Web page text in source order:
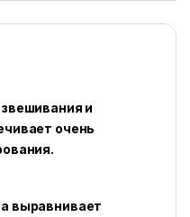
и
очень
выравнивает